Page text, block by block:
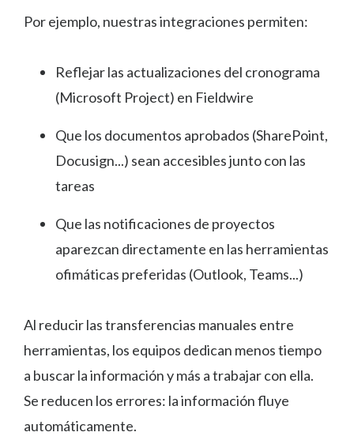
Por ejemplo, nuestras integraciones permiten:
Reflejar las actualizaciones del cronograma
(Microsoft Project) en Fieldwire
Que los documentos aprobados (SharePoint,
Docusign...) sean accesibles junto con las
tareas
Que las notificaciones de proyectos
aparezcan directamente en las herramientas
ofimáticas preferidas (Outlook, Teams...)
Al reducir las transferencias manuales entre
herramientas, los equipos dedican menos tiempo
a buscar la información y más a trabajar con ella.
Se reducen los errores: la información fluye
automáticamente.